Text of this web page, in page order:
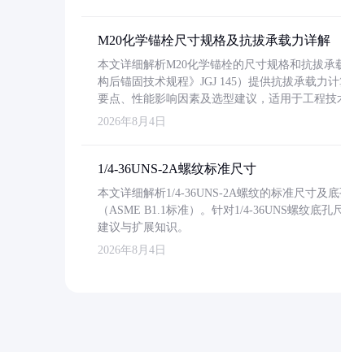
M20化学锚栓尺寸规格及抗拔承载力详解
本文详细解析M20化学锚栓的尺寸规格和抗拔
构后锚固技术规程》JGJ 145）提供抗拔承载力
要点、性能影响因素及选型建议，适用于工程技
2026年8月4日
1/4-36UNS-2A螺纹标准尺寸
本文详细解析1/4-36UNS-2A螺纹的标准尺寸及
（ASME B1.1标准）。针对1/4-36UNS螺纹底
建议与扩展知识。
2026年8月4日